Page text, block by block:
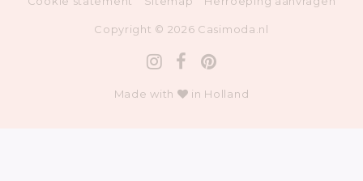
Copyright © 2026 Casimoda.nl
Made with in Holland